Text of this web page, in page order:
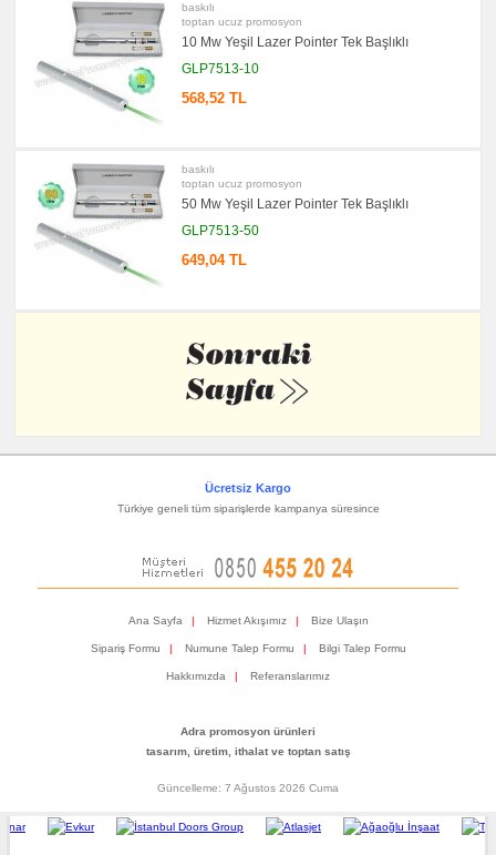
baskılı
toptan ucuz promosyon
10 Mw Yeşil Lazer Pointer Tek Başlıklı
GLP7513-10
568,52 TL
baskılı
toptan ucuz promosyon
50 Mw Yeşil Lazer Pointer Tek Başlıklı
GLP7513-50
649,04 TL
promosyon
Diğer
Ürünler
Ücretsiz Kargo
Türkiye geneli tüm siparişlerde kampanya süresince
Ana Sayfa | Hizmet Akışımız | Bize Ulaşın
Sipariş Formu | Numune Talep Formu | Bilgi Talep Formu
Hakkımızda | Referanslarımız
Adra promosyon ürünleri
tasarım, üretim, ithalat ve toptan satış
Güncelleme: 7 Ağustos 2026 Cuma